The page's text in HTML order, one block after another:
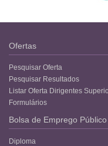
Ofertas
Pesquisar Oferta
Pesquisar Resultados
Listar Oferta Dirigentes
Formulários
Bolsa de Emprego Público
Diploma